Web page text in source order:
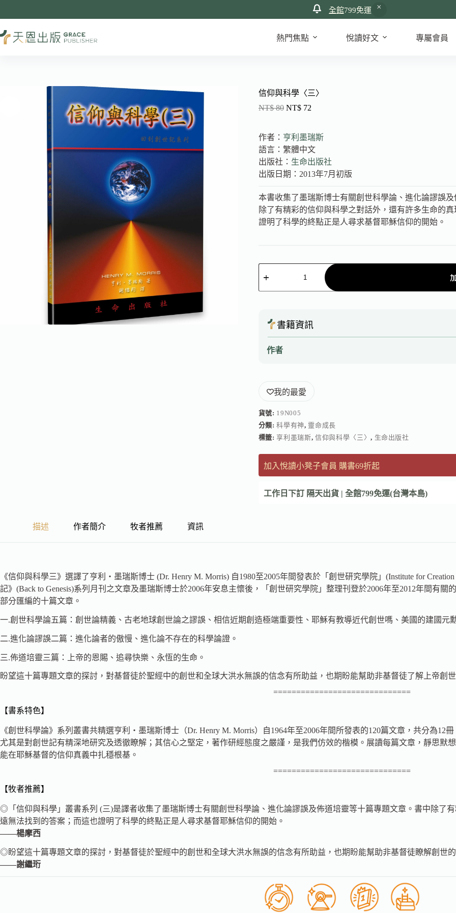
全館799免運
熱門焦點 悅讀好文 專屬會員
信仰與科學〈三〉
NT$80 NT$72
作者： 亨利墨瑞斯
語言：繁體中文
出版社： 生命出版社
出版日期：2013年7月初版
本書收集了墨瑞斯博士有關創世科學論、進化論謬誤及
除了有精彩的信仰與科學之對話外，還有許多生命的
證明了科學的終點正是人尋求基督耶穌信仰的開始。
書籍資訊
作者
我的最愛
貨號: 19N005
分類:科學有神, 靈命成長
標籤:享利墨瑞斯, 信仰與科學〈三〉, 生命出版社
加入悅讀小凳子會員 購書69折起
工作日下訂 隔天出貨 | 全館799免運(台灣本島)
描述 作者簡介 牧者推薦 資訊
《信仰與科學三》選譯了亨利‧墨瑞斯博士 (Dr. Henry M. Morris) 自1980至2005年間發表於「創世研究學院」(Institute for
記》(Back to Genesis)系列月刊之文章及墨瑞斯博士於2006年安息主懷後，「創世研究學院」整理刊登於2006年至2012年間有
部分匯編的十篇文章。
一.創世科學論五篇：創世論精義、古老地球創世論之謬誤、相信近期創造極端重要性、耶穌有教導近代創世嗎、美國的建國元
二.進化論謬誤二篇：進化論者的傲慢、進化論不存在的科學論證。
三.佈道培靈三篇：上帝的恩賜、追尋快樂、永恆的生命。
盼望這十篇專題文章的探討，對基督徒於聖經中的創世和全球大洪水無誤的信念有所助益，也期盼能幫助非基督徒了解上帝創
==============================
【書系特色】
《創世科學論》系列叢書共精選亨利‧墨瑞斯博士（Dr. Henry M. Morris）自1964年至2006年間所發表的120篇文章，共分為
尤其是對創世記有精深地研究及透徹瞭解；其信心之堅定，著作研經態度之嚴謹，是我們仿效的楷模。展讀每篇文章，靜思默
能在耶穌基督的信仰真義中扎穩根基。
==============================
【牧者推薦】
◎「信仰與科學」叢書系列 (三)是譯者收集了墨瑞斯博士有關創世科學論、進化論謬誤及佈道培靈等十篇專題文章。書中除了
遠無法找到的答案；而這也證明了科學的終點正是人尋求基督耶穌信仰的開始。
——楊摩西
◎盼望這十篇專題文章的探討，對基督徒於聖經中的創世和全球大洪水無誤的信念有所助益，也期盼能幫助非基督徒瞭解創世
——謝繼珩